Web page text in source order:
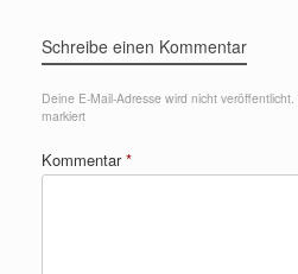
Schreibe einen Kommentar
Deine E-Mail-Adresse wird nicht veröffentlicht.
markiert
Kommentar*